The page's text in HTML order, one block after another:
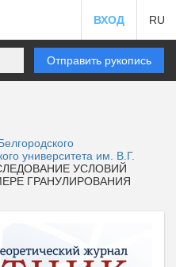
ВХОД RU
Отправить рукопись
университета им. В.Г.
УСЛОВИЙ
ГРАНУЛИРОВАНИЯ